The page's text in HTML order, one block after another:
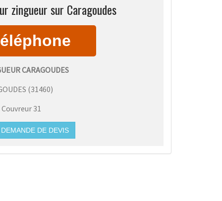
zingueur sur Caragoudes
CARAGOUDES
(31460)
Couvreur 31
DE DEVIS